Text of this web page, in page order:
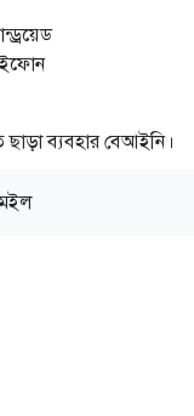
ব্যবহার বেআইনি।